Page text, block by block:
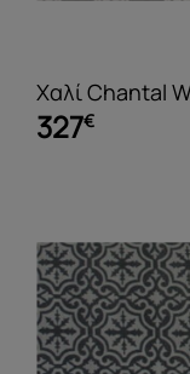
Χαλί Chantal
327€